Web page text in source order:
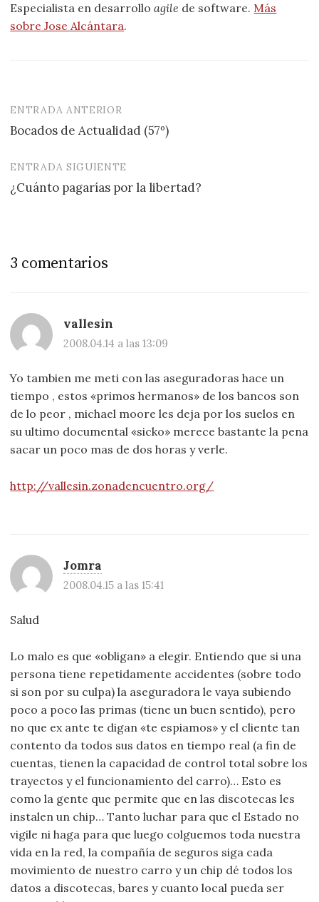
Especialista en desarrolloagile de software. Más
sobre Jose Alcántara.
Navegación
de
entradas
ENTRADA ANTERIOR
Bocados de Actualidad (57º)
ENTRADA SIGUIENTE
¿Cuánto pagarías por la libertad?
3 comentarios
vallesin
2008.04.14 a las 13:09
Yo tambien me meti con las aseguradoras hace un
tiempo , estos «primos hermanos» de los bancos son
de lo peor , michael moore les deja por los suelos en
su ultimo documental «sicko» merece bastante la pena
sacar un poco mas de dos horas y verle.
http://vallesin.zonadencuentro.org/
Jomra
2008.04.15 a las 15:41
Salud
Lo malo es que «obligan» a elegir. Entiendo que si una
persona tiene repetidamente accidentes (sobre todo
si son por su culpa) la aseguradora le vaya subiendo
poco a poco las primas (tiene un buen sentido), pero
no que ex ante te digan «te espiamos» y el cliente tan
contento da todos sus datos en tiempo real (a fin de
cuentas, tienen la capacidad de control total sobre los
trayectos y el funcionamiento del carro)… Esto es
como la gente que permite que en las discotecas les
instalen un chip… Tanto luchar para que el Estado no
vigile ni haga para que luego colguemos toda nuestra
vida en la red, la compañía de seguros siga cada
movimiento de nuestro carro y un chip dé todos los
datos a discotecas, bares y cuanto local pueda ser